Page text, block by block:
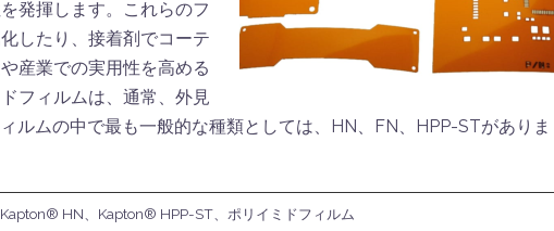
発揮します。これらのフ
したり、接着剤でコーテ
産業での実用性を高める
フィルムは、通常、外見
ルムの中で最も一般的な種類としては、HN、FN、HPP-STがありま
HN、Kapton® HPP-ST、ポリイミドフィルム